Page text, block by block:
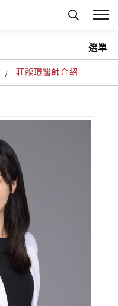
莊馥璟醫師介紹
選單